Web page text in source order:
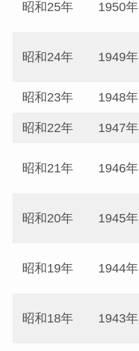
昭和25年 1950年
昭和24年 1949年
昭和23年 1948年
昭和22年 1947年
昭和21年 1946年
昭和20年 1945年
昭和19年 1944年
昭和18年 1943年